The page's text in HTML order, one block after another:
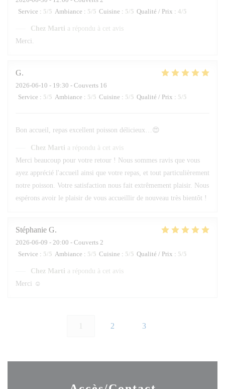
Service : 5/5 Ambiance : 5/5 Cuisine : 5/5 Qualité / Prix : 4/5
Chez Marti a répondu à cet avis
Merci.
G
2026-06-10 - 19:30 - Couverts 16
Service : 5/5 Ambiance : 5/5 Cuisine : 5/5 Qualité / Prix : 5/5
Bon accueil, repas excellent poisson délicieux…😍
Chez Marti a répondu à cet avis
Merci beaucoup pour votre retour ! Nous sommes ravis que vous
ayez apprécié l'accueil ainsi que votre repas, et tout particulièrement
notre poisson. Votre satisfaction nous fait extrêmement plaisir. Nous
espérons avoir le plaisir de vous accueillir de nouveau très bientôt !
Stéphanie G
2026-06-09 - 20:00 - Couverts 2
Service : 5/5 Ambiance : 5/5 Cuisine : 5/5 Qualité / Prix : 5/5
Chez Marti a répondu à cet avis
Merci ☺️
1 2 3